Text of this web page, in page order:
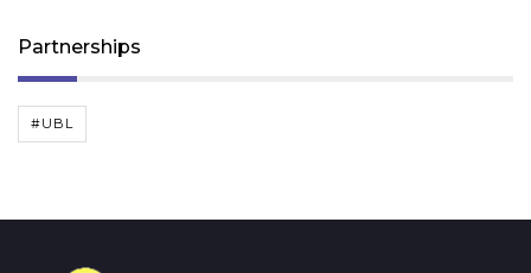
Partnerships
#UBL